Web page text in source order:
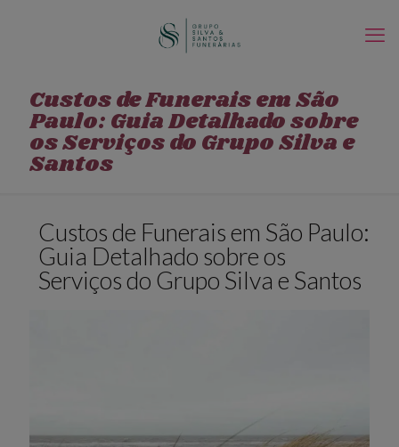
Custos de Funerais em São
Paulo: Guia Detalhado sobre
os Serviços do Grupo Silva e
Santos
Custos de Funerais em São Paulo:
Guia Detalhado sobre os
Serviços do Grupo Silva e Santos